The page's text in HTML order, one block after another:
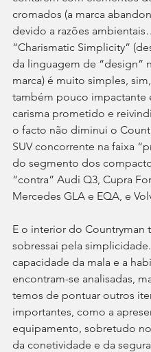
cromados (a marca
devido a razões
“Charismatic Simplicity”
da linguagem de “design”
marca) é muito simples,
também pouco impactante
carisma prometido e
o facto não diminui o
SUV concorrente na faixa
do segmento dos
“contra” Audi Q3, Cupra
Mercedes GLA e EQA, e
E o interior do Countryman
sobressai pela
capacidade da mala e a
encontram-se analisadas,
temos de pontuar outros
importantes, como a
equipamento, sobretudo
da conetividade e da